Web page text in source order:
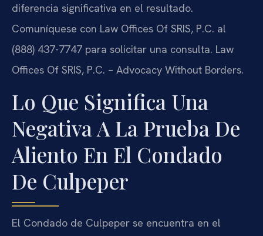
diferencia significativa en el resultado.
Comuníquese con Law Offices Of SRIS, P.C. al
(888) 437-7747 para solicitar una consulta. Law
Offices Of SRIS, P.C. – Advocacy Without Borders.
Lo Que Significa Una
Negativa A La Prueba De
Aliento En El Condado
De Culpeper
El Condado de Culpeper se encuentra en el